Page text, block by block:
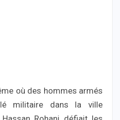
où des hommes armés
militaire dans la ville